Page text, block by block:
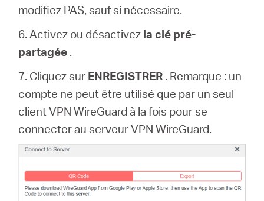
modifiez PAS, sauf si nécessaire.
6. Activez ou désactivez la clé pré-
partagée .
7. Cliquez sur ENREGISTRER . Remarque : un
compte ne peut être utilisé que par un seul
client VPN WireGuard à la fois pour se
connecter au serveur VPN WireGuard.